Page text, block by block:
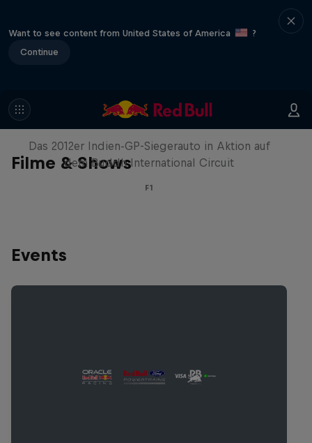
Want to see content from United States of America
?
Continue
Filme & Shows
Formel-1-Auto kehrt nach Indien
zurück
Das 2012er Indien-GP-Siegerauto in Aktion auf
dem Buddh International Circuit
F1
Events